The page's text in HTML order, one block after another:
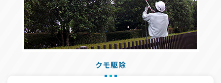
クモ駆除